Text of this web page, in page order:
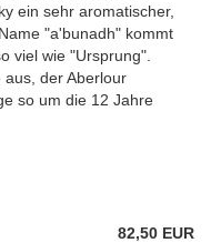
ein sehr aromatischer,
"a'bunadh" kommt
viel wie "Ursprung".
aus, der Aberlour
so um die 12 Jahre
82,50 EUR